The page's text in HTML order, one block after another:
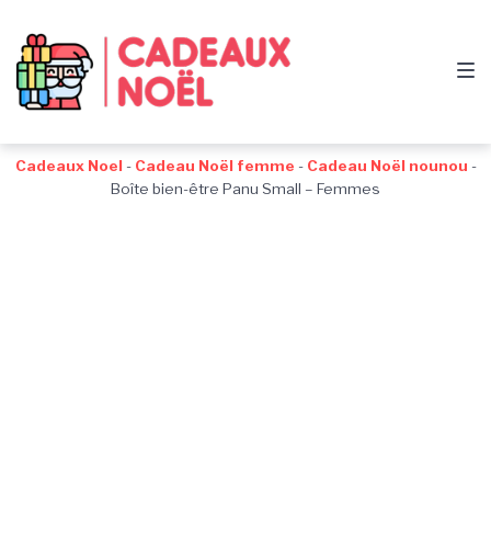
navigation
au
contenu
au
pied
de
Cadeaux Noel - Cadeau Noël femme - Cadeau Noël nounou -
Boîte bien-être Panu Small – Femmes